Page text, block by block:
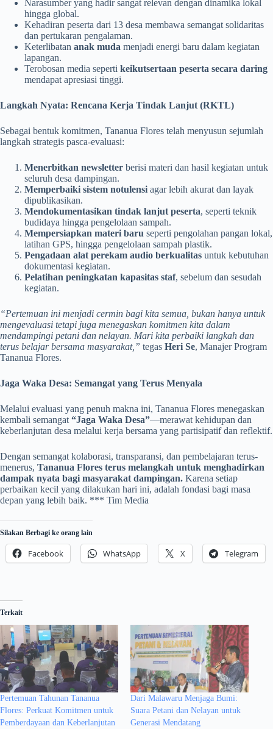
Narasumber yang hadir sangat relevan dengan dinamika lokal
hingga global.
Kehadiran peserta dari 13 desa membawa semangat solidaritas
dan pertukaran pengalaman.
Keterlibatan anak muda menjadi energi baru dalam kegiatan
lapangan.
Terobosan media seperti keikutsertaan peserta secara daring
mendapat apresiasi tinggi.
Langkah Nyata: Rencana Kerja Tindak Lanjut (RKTL)
Sebagai bentuk komitmen, Tananua Flores telah menyusun sejumlah
langkah strategis pasca-evaluasi:
Menerbitkan newsletter berisi materi dan hasil kegiatan untuk
seluruh desa dampingan.
Memperbaiki sistem notulensi agar lebih akurat dan layak
dipublikasikan.
Mendokumentasikan tindak lanjut peserta, seperti teknik
budidaya hingga pengelolaan sampah.
Mempersiapkan materi baru seperti pengolahan pangan lokal,
latihan GPS, hingga pengelolaan sampah plastik.
Pengadaan alat perekam audio berkualitas untuk kebutuhan
dokumentasi kegiatan.
Pelatihan peningkatan kapasitas staf, sebelum dan sesudah
kegiatan.
“Pertemuan ini menjadi cermin bagi kita semua, bukan hanya untuk
mengevaluasi tetapi juga menegaskan komitmen kita dalam
mendampingi petani dan nelayan. Mari kita perbaiki langkah dan
terus belajar bersama masyarakat,” tegas Heri Se, Manajer Program
Tananua Flores.
Jaga Waka Desa: Semangat yang Terus Menyala
Melalui evaluasi yang penuh makna ini, Tananua Flores menegaskan
kembali semangat “Jaga Waka Desa”—merawat kehidupan dan
keberlanjutan desa melalui kerja bersama yang partisipatif dan reflektif.
Dengan semangat kolaborasi, transparansi, dan pembelajaran terus-
menerus, Tananua Flores terus melangkah untuk menghadirkan
dampak nyata bagi masyarakat dampingan. Karena setiap
perbaikan kecil yang dilakukan hari ini, adalah fondasi bagi masa
depan yang lebih baik. *** Tim Media
Silakan Berbagi ke orang lain
Facebook WhatsApp X Telegram
Terkait
Pertemuan Tahunan Tananua
Flores: Perkuat Komitmen untuk
Pemberdayaan dan Keberlanjutan
Dari Malawaru Menjaga Bumi:
Suara Petani dan Nelayan untuk
Generasi Mendatang